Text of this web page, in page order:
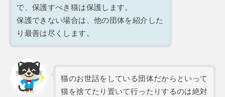
で、保護すべき猫は保護します。
保護できない場合は、他の団体を紹介した
り最善は尽くします。
猫のお世話をしている団体だからといって
猫を捨てたり置いて行ったりするのは絶対